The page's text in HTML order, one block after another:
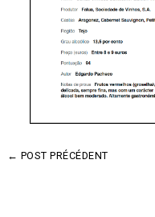
← POST PRÉCÉDENT